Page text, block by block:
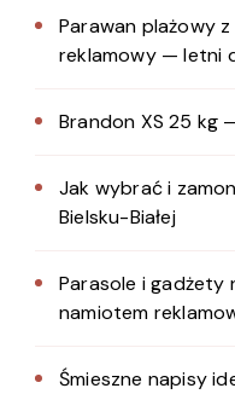
Parawan plażowy
reklamowy — letni
Brandon XS 25 kg
Jak wybrać i
Bielsku-Białej
Parasole i gadżety
namiotem
Śmieszne napisy